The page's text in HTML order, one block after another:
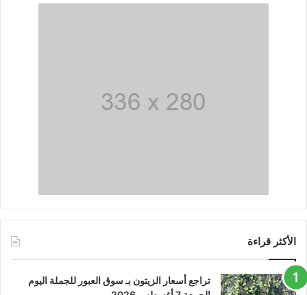
الأكثر قراءة
تراجع أسعار الزيتون بـ سوق العبور للجملة اليوم